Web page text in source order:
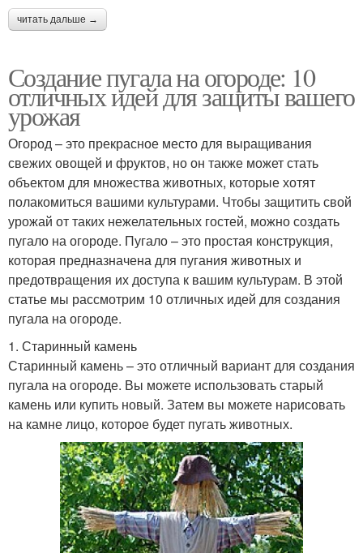
читать дальше →
Создание пугала на огороде: 10
отличных идей для защиты вашего
урожая
Огород – это прекрасное место для выращивания
свежих овощей и фруктов, но он также может стать
объектом для множества животных, которые хотят
полакомиться вашими культурами. Чтобы защитить свой
урожай от таких нежелательных гостей, можно создать
пугало на огороде. Пугало – это простая конструкция,
которая предназначена для пугания животных и
предотвращения их доступа к вашим культурам. В этой
статье мы рассмотрим 10 отличных идей для создания
пугала на огороде.
1. Старинный камень
Старинный камень – это отличный вариант для создания
пугала на огороде. Вы можете использовать старый
камень или купить новый. Затем вы можете нарисовать
на камне лицо, которое будет пугать животных.